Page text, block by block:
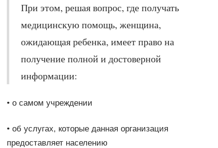
При этом, решая вопрос, где получать
медицинскую помощь, женщина,
ожидающая ребенка, имеет право на
получение полной и достоверной
информации:
• о самом учреждении
• об услугах, которые данная организация
предоставляет населению